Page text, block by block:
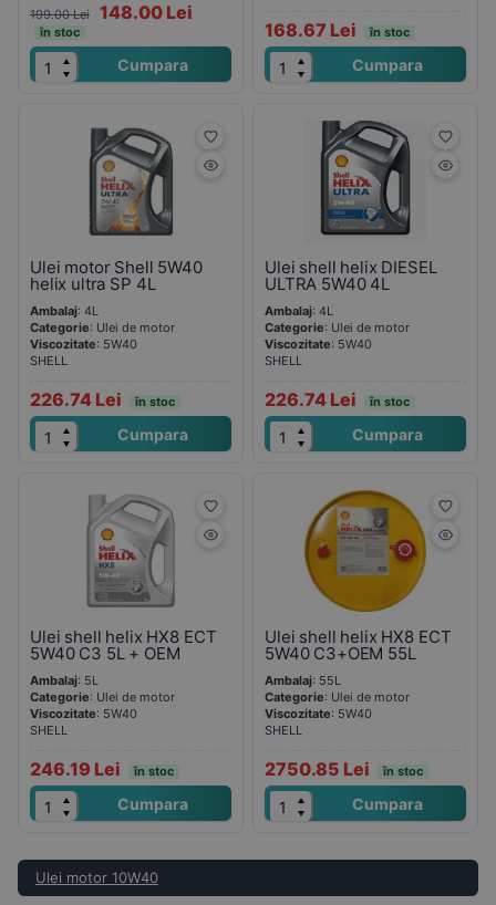
199.00 Lei 148.00 Lei
în stoc
Cumpara
168.67 Lei în stoc
Cumpara
Ulei motor Shell 5W40
helix ultra SP 4L
Ambalaj: 4L
Categorie: Ulei de motor
Viscozitate: 5W40
SHELL
226.74 Lei în stoc
Cumpara
Ulei shell helix DIESEL
ULTRA 5W40 4L
Ambalaj: 4L
Categorie: Ulei de motor
Viscozitate: 5W40
SHELL
226.74 Lei în stoc
Cumpara
Ulei shell helix HX8 ECT
5W40 C3 5L + OEM
Ambalaj: 5L
Categorie: Ulei de motor
Viscozitate: 5W40
SHELL
246.19 Lei în stoc
Cumpara
Ulei shell helix HX8 ECT
5W40 C3+OEM 55L
Ambalaj: 55L
Categorie: Ulei de motor
Viscozitate: 5W40
SHELL
2750.85 Lei în stoc
Cumpara
Ulei motor 10W40